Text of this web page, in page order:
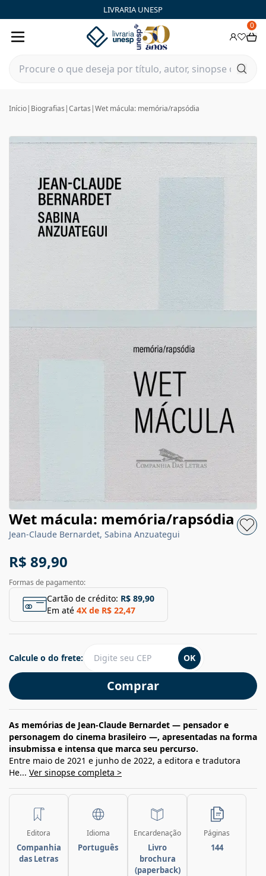
LIVRARIA UNESP
0
Início| Biografias |Cartas |Wet mácula: memória/rapsódia
Wet mácula: memória/rapsódia
Jean-Claude Bernardet, Sabina Anzuategui
R$ 89,90
Formas de pagamento:
Cartão de crédito: R$ 89,90
Em até 4X de R$ 22,47
Comprar
Calcule o do frete: OK
As memórias de Jean-Claude Bernardet — pensador e
personagem do cinema brasileiro —, apresentadas na forma
insubmissa e intensa que marca seu percurso.
Entre maio de 2021 e junho de 2022, a editora e tradutora
He... Ver sinopse completa >
Editora
Companhia
das Letras
Idioma
Português
Encardenação
Livro
brochura
(paperback)
Páginas
144